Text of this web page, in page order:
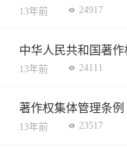
13年前 24917
中华人民共和国著作
13年前 24111
著作权集体管理条例
13年前 23517